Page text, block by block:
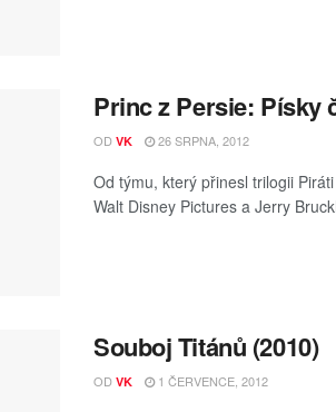
Princ z Persie: Písky
OD VK 26 SRPNA, 2012
Od týmu, který přinesl trilogii
Walt Disney Pictures a Jerry
Souboj Titánů (2010)
OD VK 1 ČERVENCE, 2012